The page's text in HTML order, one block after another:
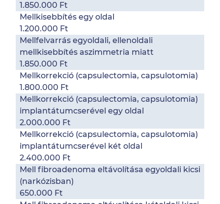
1.850.000 Ft
Mellkisebbítés egy oldal
1.200.000 Ft
Mellfelvarrás egyoldali, ellenoldali
mellkisebbítés aszimmetria miatt
1.850.000 Ft
Mellkorrekció (capsulectomia, capsulotomia)
1.800.000 Ft
Mellkorrekció (capsulectomia, capsulotomia)
implantátumcserével egy oldal
2.000.000 Ft
Mellkorrekció (capsulectomia, capsulotomia)
implantátumcserével két oldal
2.400.000 Ft
Mell fibroadenoma eltávolítása egyoldali kicsi
(narkózisban)
650.000 Ft